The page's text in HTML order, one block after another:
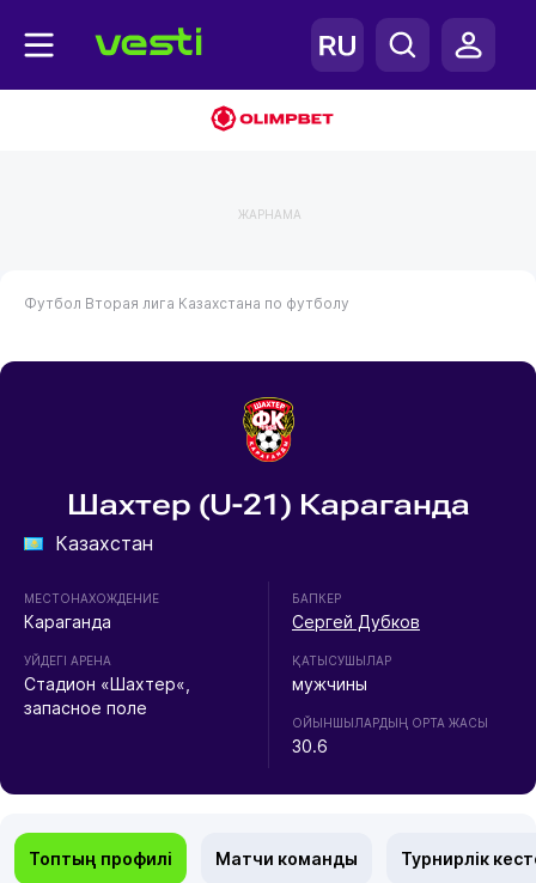
ЖАРНАМА
Футбол Вторая лига Казахстана по футболу
Шахтер (U-21) Караганда
Казахстан
МЕСТОНАХОЖДЕНИЕ
Караганда
УЙДЕГІ АРЕНА
Стадион «Шахтер«,
запасное поле
БАПКЕР
Сергей Дубков
ҚАТЫСУШЫЛАР
мужчины
ОЙЫНШЫЛАРДЫҢ ОРТА ЖАСЫ
30.6
Топтың профилі Матчи команды Турнирлік